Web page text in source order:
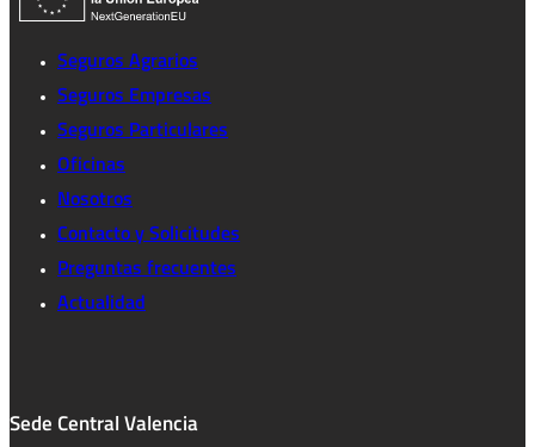
Seguros Agrarios
Seguros Empresas
Seguros Particulares
Oficinas
Nosotros
Contacto y Solicitudes
Preguntas frecuentes
Actualidad
Sede Central Valencia